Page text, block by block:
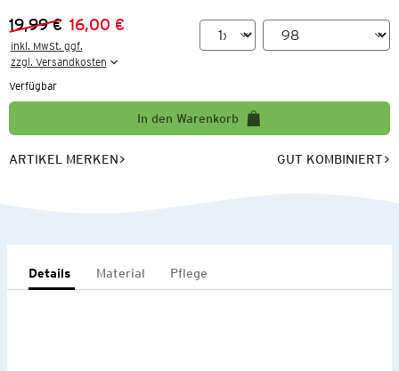
Vorheriger Preis:
19,99 €
Neuer Preis:
16,00 €
inkl. MwSt. ggf.
zzgl. Versandkosten
Verfügbar
In den Warenkorb
ARTIKEL MERKEN GUT KOMBINIERT
Details Material Pflege